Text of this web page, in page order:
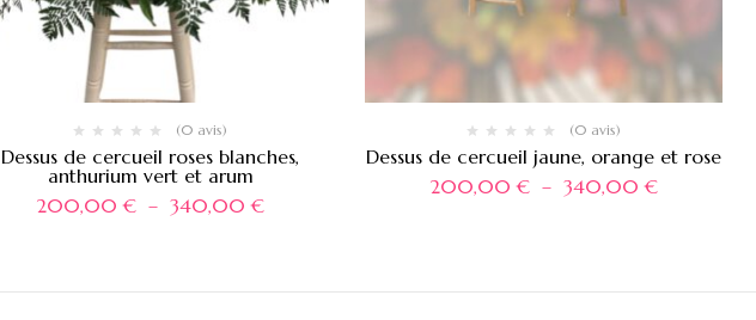
(0 avis)
Dessus de cercueil roses blanches,
anthurium vert et arum
200,00€ – 340,00€
(0 avis)
Dessus de cercueil jaune, orange et rose
200,00€ – 340,00€